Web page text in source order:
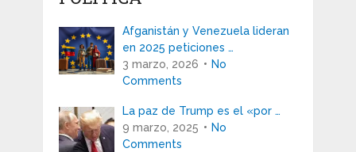
Afganistán y Venezuela lideran
en 2025 peticiones …
3 marzo, 2026
No
Comments
La paz de Trump es el «por …
9 marzo, 2025
No
Comments